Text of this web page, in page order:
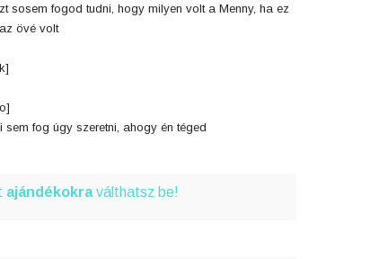
sosem fogod tudni, hogy milyen volt a Menny, ha ez
övé volt
sem fog úgy szeretni, ahogy én téged
ajándékokraválthatsz be!